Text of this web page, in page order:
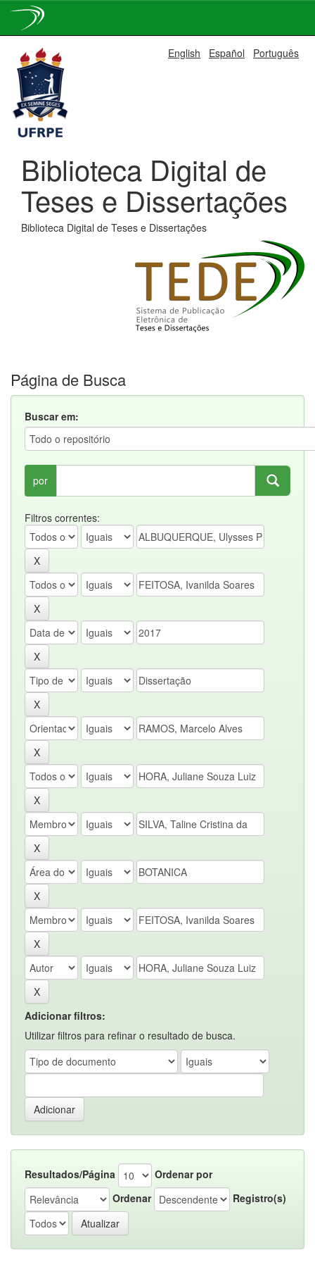
navigation
English Español Português
Biblioteca Digital de
Teses e Dissertações
Biblioteca Digital de Teses e Dissertações
Página de Busca
Buscar em:
por
Filtros correntes:
Adicionar filtros:
Utilizar filtros para refinar o resultado de busca.
Resultados/Página
Ordenar por
Ordenar
Registro(s)